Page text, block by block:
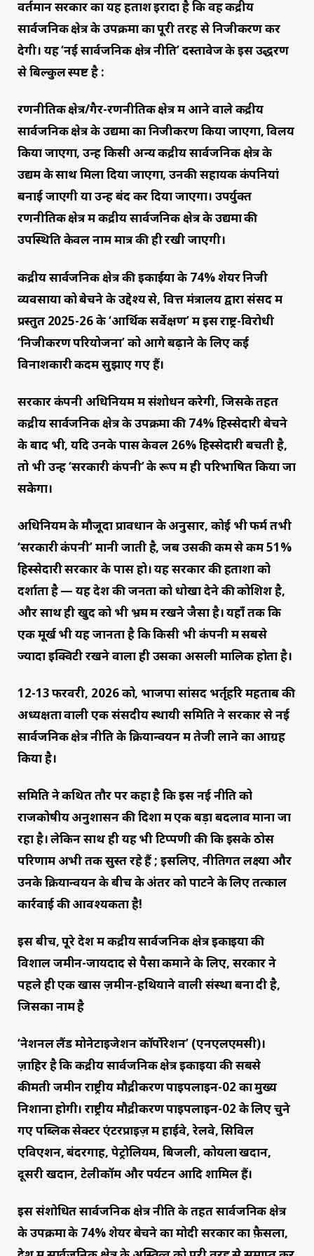
वर्तमान सरकार का यह हताश इरादा है कि वह केंद्रीय
सार्वजनिक क्षेत्र के उपक्रमों का पूरी तरह से निजीकरण कर
देगी। यह ‘नई सार्वजनिक क्षेत्र नीति’ दस्तावेज के इस उद्धरण
से बिल्कुल स्पष्ट है :
रणनीतिक क्षेत्र/गैर-रणनीतिक क्षेत्र में आने वाले केंद्रीय
सार्वजनिक क्षेत्र के उद्यमों का निजीकरण किया जाएगा, विलय
किया जाएगा, उन्हें किसी अन्य केंद्रीय सार्वजनिक क्षेत्र के
उद्यम के साथ मिला दिया जाएगा, उनकी सहायक कंपनियां
बनाई जाएगी या उन्हें बंद कर दिया जाएगा। उपर्युक्त
रणनीतिक क्षेत्र में केंद्रीय सार्वजनिक क्षेत्र के उद्यमों की
उपस्थिति केवल नाम मात्र की ही रखी जाएगी।
केंद्रीय सार्वजनिक क्षेत्र की इकाईयों के 74% शेयर निजी
व्यवसायों को बेचने के उद्देश्य से, वित्त मंत्रालय द्वारा संसद में
प्रस्तुत 2025-26 के ‘आर्थिक सर्वेक्षण’ में इस राष्ट्र-विरोधी
‘निजीकरण परियोजना’ को आगे बढ़ाने के लिए कई
विनाशकारी कदम सुझाए गए हैं।
सरकार कंपनी अधिनियम में संशोधन करेगी, जिसके तहत
केंद्रीय सार्वजनिक क्षेत्र के उपक्रमों की 74% हिस्सेदारी बेचने
के बाद भी, यदि उनके पास केवल 26% हिस्सेदारी बचती है,
तो भी उन्हें ‘सरकारी कंपनी’ के रूप में ही परिभाषित किया जा
सकेगा।
अधिनियम के मौजूदा प्रावधान के अनुसार, कोई भी फर्म तभी
‘सरकारी कंपनी’ मानी जाती है, जब उसकी कम से कम 51%
हिस्सेदारी सरकार के पास हो। यह सरकार की हताशा को
दर्शाता है — यह देश की जनता को धोखा देने की कोशिश है,
और साथ ही खुद को भी भ्रम में रखने जैसा है। यहाँ तक कि
एक मूर्ख भी यह जानता है कि किसी भी कंपनी में सबसे
ज्यादा इक्विटी रखने वाला ही उसका असली मालिक होता है।
12-13 फरवरी, 2026 को, भाजपा सांसद भर्तृहरि महताब की
अध्यक्षता वाली एक संसदीय स्थायी समिति ने सरकार से नई
सार्वजनिक क्षेत्र नीति के क्रियान्वयन में तेजी लाने का आग्रह
किया है।
समिति ने कथित तौर पर कहा है कि इस नई नीति को
राजकोषीय अनुशासन की दिशा में एक बड़ा बदलाव माना जा
रहा है। लेकिन साथ ही यह भी टिप्पणी की कि इसके ठोस
परिणाम अभी तक सुस्त रहे हैं ; इसलिए, नीतिगत लक्ष्यों और
उनके क्रियान्वयन के बीच के अंतर को पाटने के लिए तत्काल
कार्रवाई की आवश्यकता है!
इस बीच, पूरे देश में केंद्रीय सार्वजनिक क्षेत्र इकाइयों की
विशाल जमीन-जायदाद से पैसा कमाने के लिए, सरकार ने
पहले ही एक खास ज़मीन-हथियाने वाली संस्था बना दी है,
जिसका नाम है
‘नेशनल लैंड मोनेटाइजेशन कॉर्पोरेशन’ (एनएलएमसी)।
ज़ाहिर है कि केंद्रीय सार्वजनिक क्षेत्र इकाइयों की सबसे
कीमती जमीन राष्ट्रीय मौद्रीकरण पाइपलाइन-02 का मुख्य
निशाना होगी। राष्ट्रीय मौद्रीकरण पाइपलाइन-02 के लिए चुने
गए पब्लिक सेक्टर एंटरप्राइज़ में हाईवे, रेलवे, सिविल
एविएशन, बंदरगाह, पेट्रोलियम, बिजली, कोयला खदानें,
दूसरी खदानें, टेलीकॉम और पर्यटन आदि शामिल हैं।
इस संशोधित सार्वजनिक क्षेत्र नीति के तहत सार्वजनिक क्षेत्र
के उपक्रमों के 74% शेयर बेचने का मोदी सरकार का फ़ैसला,